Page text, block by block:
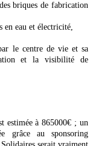
briques de fabrication
en eau et électricité,
le centre de vie et sa
et la visibilité de
à 865000€ ; un
grâce au sponsoring